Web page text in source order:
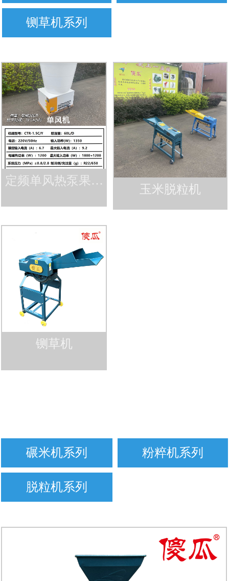
铡草机系列
碾米机系列 粉粹机系列
脱粒机系列
定频单风热泵果蔬
玉米脱粒机
铡草机